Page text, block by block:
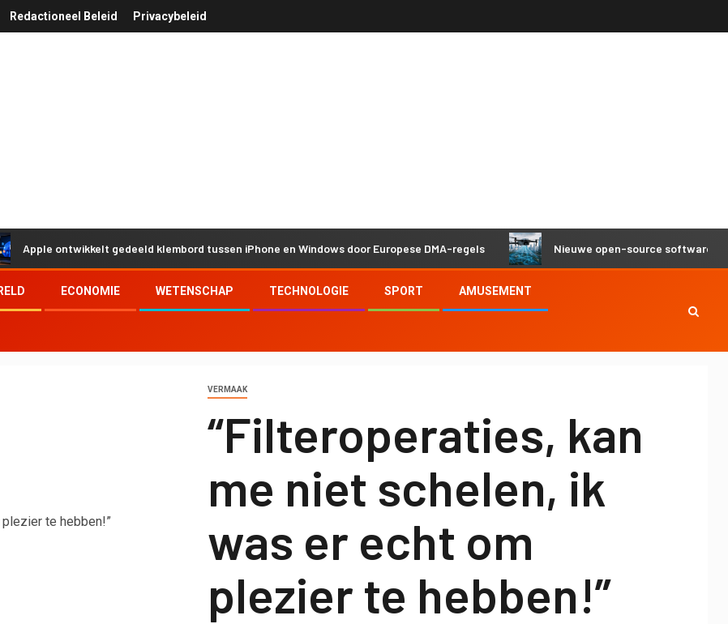
Redactioneel Beleid Privacybeleid
ontwikkelt gedeeld klembord tussen iPhone en Windows door Europese DMA-regels Nieuwe open-source software helpt
ECONOMIE WETENSCHAP TECHNOLOGIE SPORT AMUSEMENT
VERMAAK
“Filteroperaties, kan
me niet schelen, ik
was er echt om
plezier te hebben!”